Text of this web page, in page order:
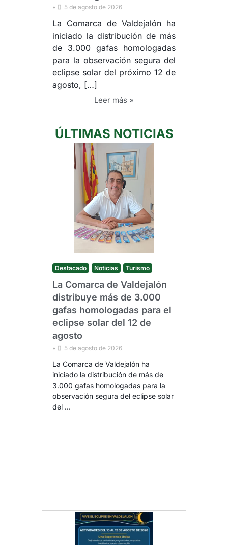
• 5 de agosto de 2026
La Comarca de Valdejalón ha
iniciado la distribución de más
de 3.000 gafas homologadas
para la observación segura del
eclipse solar del próximo 12 de
agosto, […]
Leer más »
ÚLTIMAS NOTICIAS
Destacado Noticias Turismo
La Comarca de Valdejalón
distribuye más de 3.000
gafas homologadas para el
eclipse solar del 12 de
agosto
• 5 de agosto de 2026
La Comarca de Valdejalón ha
iniciado la distribución de más de
3.000 gafas homologadas para la
observación segura del eclipse solar
del …